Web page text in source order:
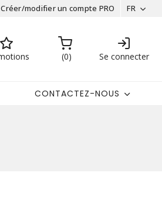
Créer/modifier un compte PRO FR
0 Se connecter
CONTACTEZ-NOUS